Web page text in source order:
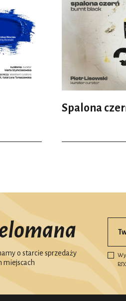
Spalona
o starcie sprzedaży
miejscach